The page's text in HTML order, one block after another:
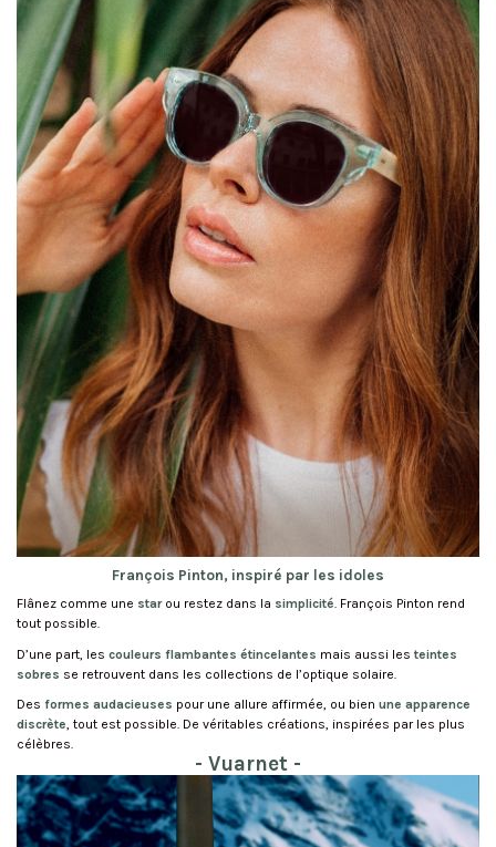
François Pinton, inspiré par les idoles
Flânez comme une star ou restez dans la simplicité. François Pinton rend
tout possible.
D’une part, les couleurs flambantes étincelantes mais aussi les teintes
sobres se retrouvent dans les collections de l’optique solaire.
Des formes audacieuses pour une allure affirmée, ou bien une apparence
discrète, tout est possible. De véritables créations, inspirées par les plus
célèbres.
- Vuarnet -